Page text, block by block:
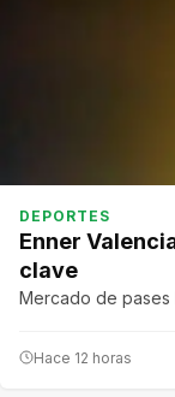
DEPORTES
Enner
clave
Mercado de pases
Hace 12 horas